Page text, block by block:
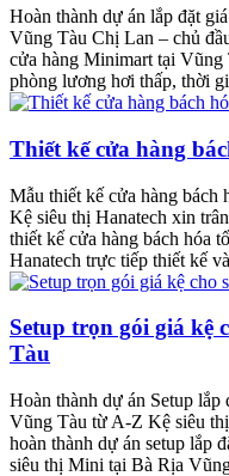
Hoàn thành dự án lắp đặt
Vũng Tàu Chị Lan – chủ
cửa hàng Minimart tại Vũng
phòng lương hơi thấp, thời
Thiết kế cửa hàng
Mẫu thiết kế cửa hàng bách
Kệ siêu thị Hanatech xin
thiết kế cửa hàng bách hóa
Hanatech trực tiếp thiết kế
Setup trọn gói giá kệ
Tàu
Hoàn thành dự án Setup
Vũng Tàu từ A-Z Kệ siêu
hoàn thành dự án setup lắp
siêu thị Mini tại Bà Rịa